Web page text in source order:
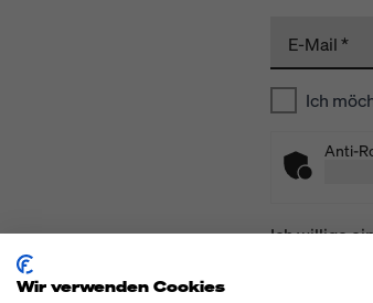
E-Mail
Ich
Anti-
Ich willige
Wir verwenden Cookies